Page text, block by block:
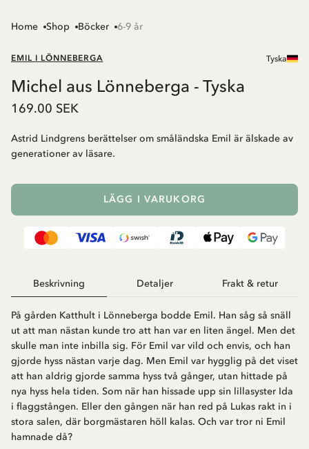
Home Shop Böcker 6-9 år
EMIL I LÖNNEBERGA Tyska
Michel aus Lönneberga - Tyska
169.00 SEK
Astrid Lindgrens berättelser om småländska Emil är älskade av
generationer av läsare.
LÄGG I VARUKORG
Beskrivning Detaljer Frakt & retur
På gården Katthult i Lönneberga bodde Emil. Han såg så snäll
ut att man nästan kunde tro att han var en liten ängel. Men det
skulle man inte inbilla sig. För Emil var vild och envis, och han
gjorde hyss nästan varje dag. Men Emil var hygglig på det viset
att han aldrig gjorde samma hyss två gånger, utan hittade på
nya hyss hela tiden. Som när han hissade upp sin lillasyster Ida
i flaggstången. Eller den gången när han red på Lukas rakt in i
stora salen, där borgmästaren höll kalas. Och var tror ni Emil
hamnade då?